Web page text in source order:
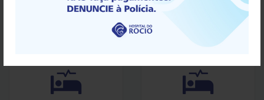
Salas de Cirurgia Consultórios